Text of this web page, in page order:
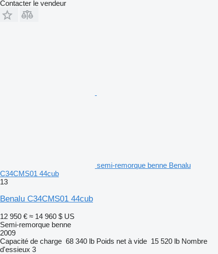
Contacter le vendeur
semi-remorque benne Benalu
C34CMS01 44cub
13
Benalu C34CMS01 44cub
12 950 € ≈ 14 960 $ US
Semi-remorque benne
2009
Capacité de charge 68 340 lb Poids net à vide 15 520 lb Nombre
d'essieux 3